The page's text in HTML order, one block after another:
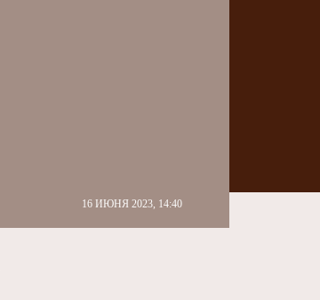
16 ИЮНЯ 2023, 14:40